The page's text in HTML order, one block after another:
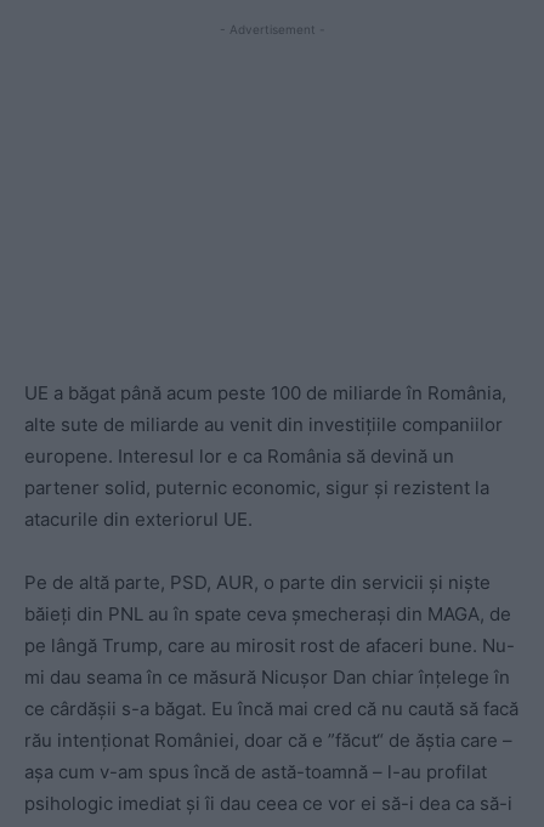
- Advertisement -
UE a băgat până acum peste 100 de miliarde în România,
alte sute de miliarde au venit din investițiile companiilor
europene. Interesul lor e ca România să devină un
partener solid, puternic economic, sigur și rezistent la
atacurile din exteriorul UE.
Pe de altă parte, PSD, AUR, o parte din servicii și niște
băieți din PNL au în spate ceva șmecherași din MAGA, de
pe lângă Trump, care au mirosit rost de afaceri bune. Nu-
mi dau seama în ce măsură Nicușor Dan chiar înțelege în
ce cârdășii s-a băgat. Eu încă mai cred că nu caută să facă
rău intenționat României, doar că e ”făcut“ de ăștia care –
așa cum v-am spus încă de astă-toamnă – l-au profilat
psihologic imediat și îi dau ceea ce vor ei să-i dea ca să-i